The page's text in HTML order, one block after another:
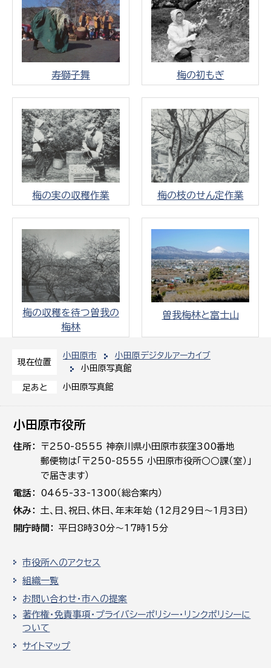
現在位置
小田原市
小田原デジタルアーカイブ
小田原写真館
足あと 小田原写真館
寿獅子舞 梅の初もぎ
梅の実の収穫作業 梅の枝のせん定作業
梅の収穫を待つ曽我の
梅林
曽我梅林と富士山
小田原市役所
住所
〒250-8555 神奈川県小田原市荻窪300番地
郵便物は「〒250-8555 小田原市役所○○課（室）」
で届きます）
電話
0465-33-1300（総合案内）
休み
土､日､祝日、休日、年末年始 (12月29日～1月3日)
開庁時間
平日8時30分～17時15分
市役所へのアクセス
組織一覧
お問い合わせ・市への提案
著作権・免責事項・プライバシーポリシー・リンクポリシーに
ついて
サイトマップ